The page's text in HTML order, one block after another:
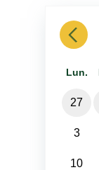
Lun.
27
3
10